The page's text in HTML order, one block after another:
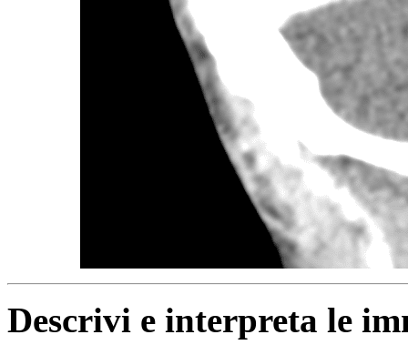
Descrivi e interpreta le